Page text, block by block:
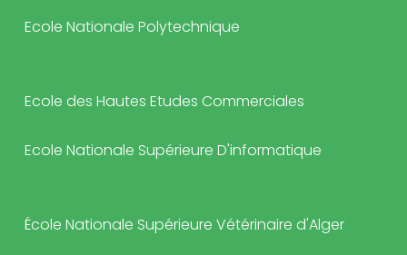
Ecole Nationale Polytechnique
Ecole des Hautes Etudes Commerciales
Ecole Nationale Supérieure D'informatique
École Nationale Supérieure Vétérinaire d'Alger